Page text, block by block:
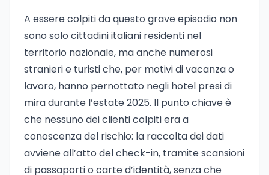
A essere colpiti da questo grave episodio non
sono solo cittadini italiani residenti nel
territorio nazionale, ma anche numerosi
stranieri e turisti che, per motivi di vacanza o
lavoro, hanno pernottato negli hotel presi di
mira durante l’estate 2025. Il punto chiave è
che nessuno dei clienti colpiti era a
conoscenza del rischio: la raccolta dei dati
avviene all’atto del check-in, tramite scansioni
di passaporti o carte d’identità, senza che